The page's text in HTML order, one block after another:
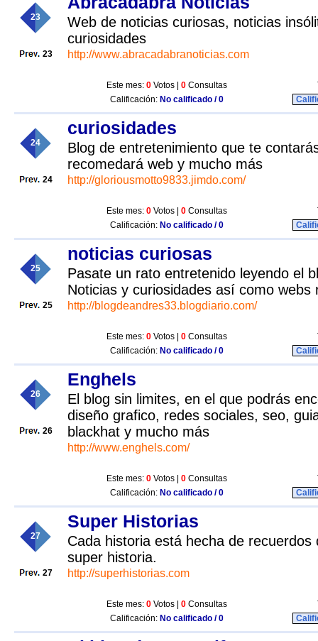
23
23
Web de noticias curiosas, noticias
curiosidades
http://www.abracadabranoticias.com
Este mes: 0 Votos | 0 Consultas
Calificación: No calificado / 0
24
24
curiosidades
Blog de entretenimiento que te
recomedará web y mucho más
http://gloriousmotto9833.jimdo.com/
Este mes: 0 Votos | 0 Consultas
Calificación: No calificado / 0
25
25
noticias curiosas
Pasate un rato entretenido leyendo el
Noticias y curiosidades así como webs
http://blogdeandres33.blogdiario.com/
Este mes: 0 Votos | 0 Consultas
Calificación: No calificado / 0
26
26
Enghels
El blog sin limites, en el que podrás
diseño grafico, redes sociales, seo,
blackhat y mucho más
http://www.enghels.com/
Este mes: 0 Votos | 0 Consultas
Calificación: No calificado / 0
27
27
Super Historias
Cada historia está hecha de recuerdos
super historia.
http://superhistorias.com
Este mes: 0 Votos | 0 Consultas
Calificación: No calificado / 0